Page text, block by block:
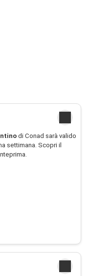
di Conad sarà valido
settimana. Scopri il